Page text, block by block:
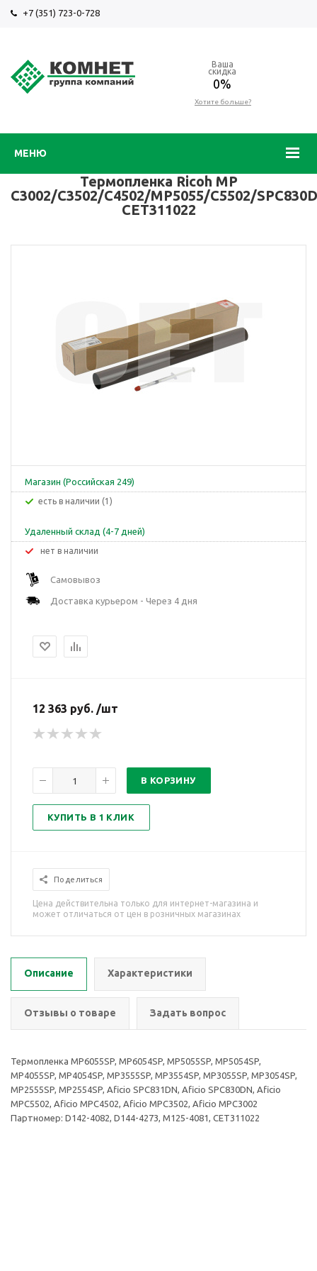
+7 (351) 723-0-728
МЕНЮ
Ваша
скидка
0%
Хотите больше?
Термопленка Ricoh MP
C3002/C3502/C4502/MP5055/C5502/
CET311022
Магазин (Российская 249)
Есть в наличии (1)
Удаленный склад (4-7 дней)
Нет в наличии
Самовывоз
Доставка курьером - Через 4 дня
12 363 руб. /шт
В КОРЗИНУ
КУПИТЬ В 1 КЛИК
Поделиться
Цена действительна только для интернет-магазина и
может отличаться от цен в розничных магазинах
Описание Характеристики
Отзывы о товаре Задать вопрос
Термопленка MP6055SP, MP6054SP, MP5055SP, MP5054SP,
MP4055SP, MP4054SP, MP3555SP, MP3554SP, MP3055SP, MP3054SP,
MP2555SP, MP2554SP, Aficio SPC831DN, Aficio SPC830DN, Aficio
MPC5502, Aficio MPC4502, Aficio MPC3502, Aficio MPC3002
Партномер: D142-4082, D144-4273, M125-4081, CET311022